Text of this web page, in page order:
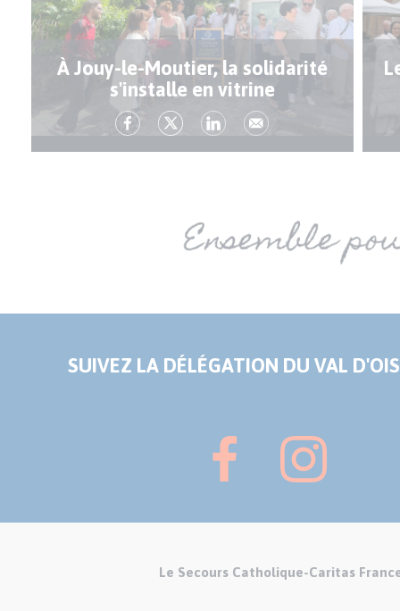
À Jouy-le-Moutier, la solidarité
s'installe en vitrine
SUIVEZ LA DÉLÉGATION DU VAL
Le Secours Catholique-Caritas